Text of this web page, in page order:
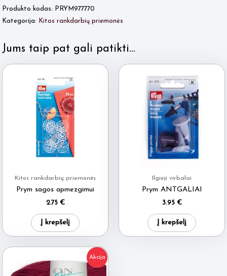
gumytė
skaidri
Produkto kodas:
PRYM977770
Kategorija:
Kitos rankdarbių priemonės
Jums taip pat gali patikti…
Kitos rankdarbių priemonės
Prym sagos apmezgimui
2.75 €
Į krepšelį
Ilgieji virbalai
Prym ANTGALIAI
3.95 €
Į krepšelį
Akcija